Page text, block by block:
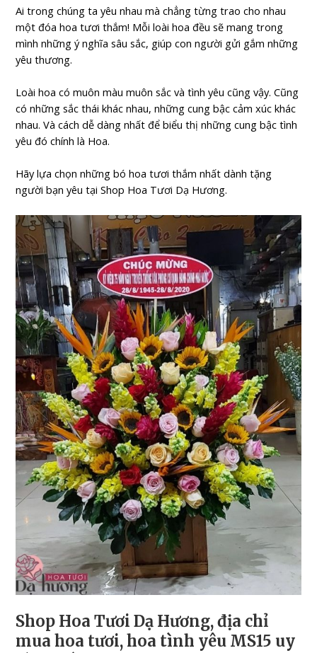
Ai trong chúng ta yêu nhau mà chẳng từng trao cho nhau
một đóa hoa tươi thắm! Mỗi loài hoa đều sẽ mang trong
mình những ý nghĩa sâu sắc, giúp con người gửi gắm những
yêu thương.
Loài hoa có muôn màu muôn sắc và tình yêu cũng vậy. Cũng
có những sắc thái khác nhau, những cung bậc cảm xúc khác
nhau. Và cách dễ dàng nhất để biểu thị những cung bậc tình
yêu đó chính là Hoa.
Hãy lựa chọn những bó hoa tươi thắm nhất dành tặng
người bạn yêu tại Shop Hoa Tươi Dạ Hương.
Shop Hoa Tươi Dạ Hương, địa chỉ
mua hoa tươi, hoa tình yêu MS15 uy